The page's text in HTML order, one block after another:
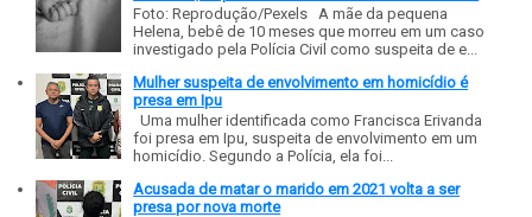
Foto: Reprodução/Pexels A mãe da pequena
Helena, bebê de 10 meses que morreu em um caso
investigado pela Polícia Civil como suspeita de e...
Mulher suspeita de envolvimento em homicídio é
presa em Ipu
Uma mulher identificada como Francisca Erivanda
foi presa em Ipu, suspeita de envolvimento em um
homicídio. Segundo a Polícia, ela foi...
Acusada de matar o marido em 2021 volta a ser
presa por nova morte